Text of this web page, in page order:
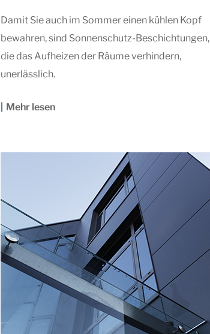
Damit Sie auch im Sommer einen kühlen Kopf
bewahren, sind Sonnenschutz-Beschichtungen,
die das Aufheizen der Räume verhindern,
unerlässlich.
Mehr lesen